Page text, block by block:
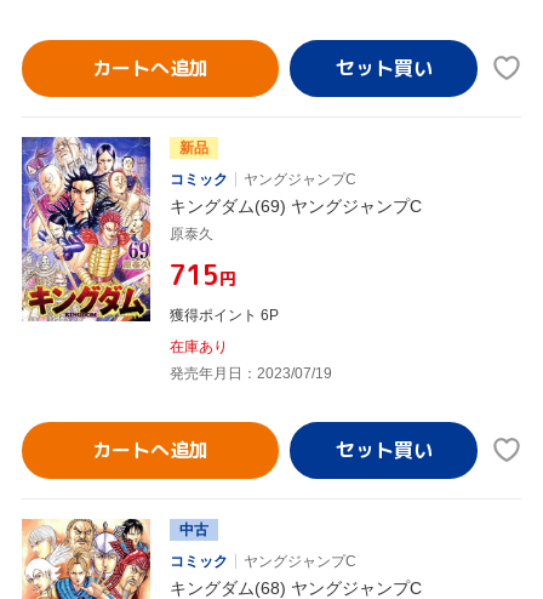
カートへ追加
新品
コミック
ヤングジャンプC
キングダム(69) ヤングジャンプC
原泰久
¥715円
獲得ポイント 6P
在庫あり
発売年月日：2023/07/19
カートへ追加
中古
コミック
ヤングジャンプC
キングダム(68) ヤングジャンプC